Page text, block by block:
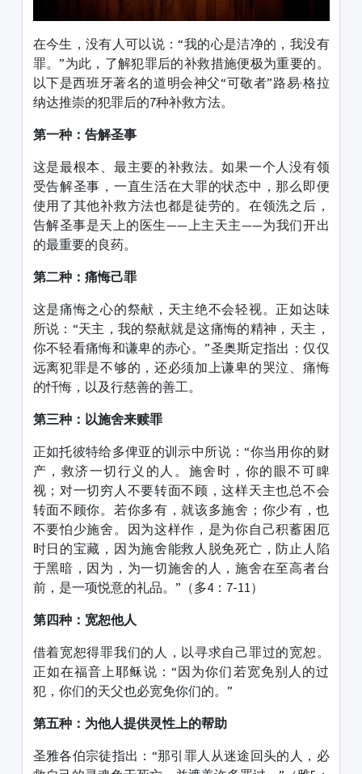
在今生，没有人可以说：“我的心是洁净的，我没有
罪。”为此，了解犯罪后的补救措施便极为重要的。
以下是西班牙著名的道明会神父“可敬者”路易·格拉
纳达推崇的犯罪后的7种补救方法。
第一种：告解圣事
这是最根本、最主要的补救法。如果一个人没有领
受告解圣事，一直生活在大罪的状态中，那么即便
使用了其他补救方法也都是徒劳的。在领洗之后，
告解圣事是天上的医生——上主天主——为我们开出
的最重要的良药。
第二种：痛悔己罪
这是痛悔之心的祭献，天主绝不会轻视。正如达味
所说：“天主，我的祭献就是这痛悔的精神，天主，
你不轻看痛悔和谦卑的赤心。”圣奥斯定指出：仅仅
远离犯罪是不够的，还必须加上谦卑的哭泣、痛悔
的忏悔，以及行慈善的善工。
第三种：以施舍来赎罪
正如托彼特给多俾亚的训示中所说：“你当用你的财
产，救济一切行义的人。施舍时，你的眼不可睥
视；对一切穷人不要转面不顾，这样天主也总不会
转面不顾你。若你多有，就该多施舍；你少有，也
不要怕少施舍。因为这样作，是为你自己积蓄困厄
时日的宝藏，因为施舍能救人脱免死亡，防止人陷
于黑暗，因为，为一切施舍的人，施舍在至高者台
前，是一项悦意的礼品。”（多4：7-11）
第四种：宽恕他人
借着宽恕得罪我们的人，以寻求自己罪过的宽恕。
正如在福音上耶稣说：“因为你们若宽免别人的过
犯，你们的天父也必宽免你们的。”
第五种：为他人提供灵性上的帮助
圣雅各伯宗徒指出：“那引罪人从迷途回头的人，必